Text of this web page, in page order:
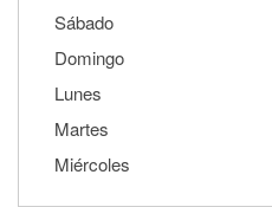
Sábado
Domingo
Lunes
Martes
Miércoles